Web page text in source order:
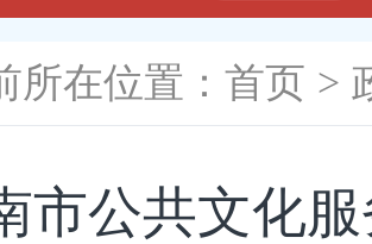
所在位置： 首页 >
市公共文化